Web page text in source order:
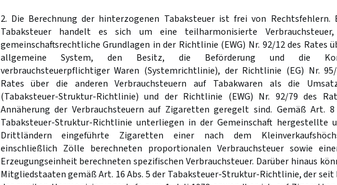
2. Die Berechnung der hinterzogenen Tabaksteuer ist frei von Rechtsfehlern.
Tabaksteuer handelt es sich um eine teilharmonisierte
gemeinschaftsrechtliche Grundlagen in der Richtlinie (EWG) Nr. 92/12 des Rates
allgemeine System, den Besitz, die Beförderung und die
verbrauchsteuerpflichtiger Waren (Systemrichtlinie), der Richtlinie (EG) Nr.
Rates über die anderen Verbrauchsteuern auf Tabakwaren als die
(Tabaksteuer-Struktur-Richtlinie) und der Richtlinie (EWG) Nr. 92/79 des
Annäherung der Verbrauchsteuern auf Zigaretten geregelt sind. Gemäß Art. 8
Tabaksteuer-Struktur-Richtlinie unterliegen in der Gemeinschaft hergestellte
Drittländern eingeführte Zigaretten einer nach dem
einschließlich Zölle berechneten proportionalen Verbrauchsteuer sowie
Erzeugungseinheit berechneten spezifischen Verbrauchsteuer. Darüber hinaus
Mitgliedstaaten gemäß Art. 16 Abs. 5 der Tabaksteuer-Struktur-Richtlinie, der seit